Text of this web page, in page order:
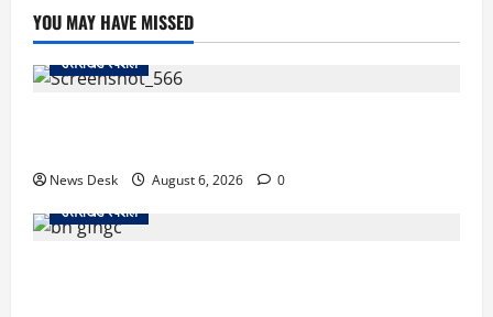
YOU MAY HAVE MISSED
उत्तराखंड स्पेशल
News Desk August 6, 2026
0
उत्तराखंड स्पेशल